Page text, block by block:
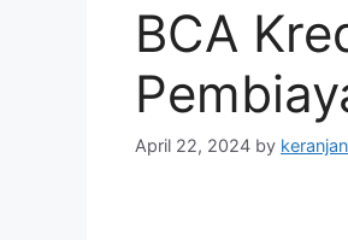
BCA
April 22, 2024 by